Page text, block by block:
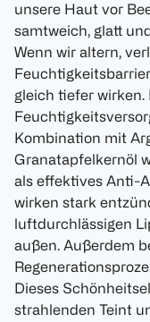
unsere Haut vor
samtweich, glatt
Wenn wir altern,
gleich tiefer wirken.
Kombination mit
Granatapfelkernöl
als effektives Anti-
wirken stark
luftdurchlässigen
außen. Außerdem
Dieses
strahlenden Teint